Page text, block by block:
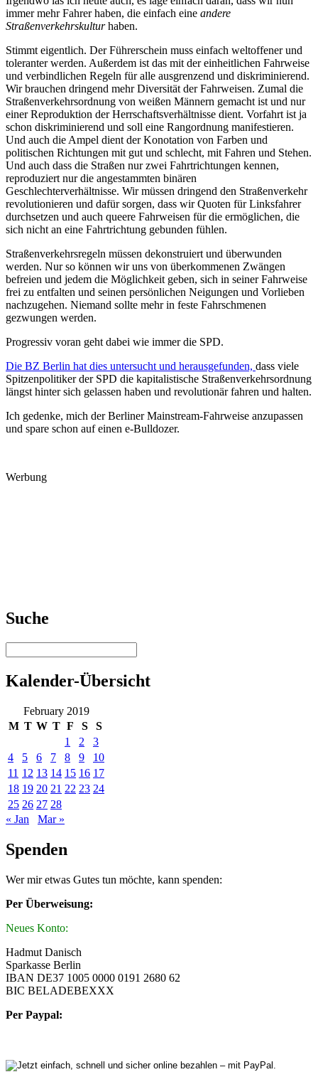
immer mehr Fahrer haben, die einfach eine andere
Straßenverkehrskulturhaben.
Stimmt eigentlich. Der Führerschein muss einfach weltoffener und
toleranter werden. Außerdem ist das mit der einheitlichen Fahrweise
und verbindlichen Regeln für alle ausgrenzend und diskriminierend.
Wir brauchen dringend mehr Diversität der Fahrweisen. Zumal die
Straßenverkehrsordnung von weißen Männern gemacht ist und nur
einer Reproduktion der Herrschaftsverhältnisse dient. Vorfahrt ist ja
schon diskriminierend und soll eine Rangordnung manifestieren.
Und auch die Ampel dient der Konotation von Farben und
politischen Richtungen mit gut und schlecht, mit Fahren und Stehen.
Und auch dass die Straßen nur zwei Fahrtrichtungen kennen,
reproduziert nur die angestammten binären
Geschlechterverhältnisse. Wir müssen dringend den Straßenverkehr
revolutionieren und dafür sorgen, dass wir Quoten für Linksfahrer
durchsetzen und auch queere Fahrweisen für die ermöglichen, die
sich nicht an eine Fahrtrichtung gebunden fühlen.
Straßenverkehrsregeln müssen dekonstruiert und überwunden
werden. Nur so können wir uns von überkommenen Zwängen
befreien und jedem die Möglichkeit geben, sich in seiner Fahrweise
frei zu entfalten und seinen persönlichen Neigungen und Vorlieben
nachzugehen. Niemand sollte mehr in feste Fahrschmenen
gezwungen werden.
Progressiv voran geht dabei wie immer die SPD.
Die BZ Berlin hat dies untersucht und herausgefunden, dass viele
Spitzenpolitiker der SPD die kapitalistische Straßenverkehrsordnung
längst hinter sich gelassen haben und revolutionär fahren und halten.
Ich gedenke, mich der Berliner Mainstream-Fahrweise anzupassen
und spare schon auf einen e-Bulldozer.
Werbung
Suche
Kalender-Übersicht
February 2019
M T W T F S
S
1
2
3
4
5 6 7 8 9
10
11 12 13 14 15 16 17
18 19 20 21 22 23 24
25 26 27 28
« Jan
Mar »
Spenden
Wer mir etwas Gutes tun möchte, kann spenden:
Per Überweisung:
Neues Konto:
Hadmut Danisch
Sparkasse Berlin
IBAN DE37 1005 0000 0191 2680 62
BIC BELADEBEXXX
Per Paypal: